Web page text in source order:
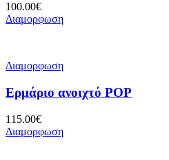
100.00€
Διαμορφωση
Διαμορφωση
Ερμάριο ανοιχτό POP
115.00€
Διαμορφωση